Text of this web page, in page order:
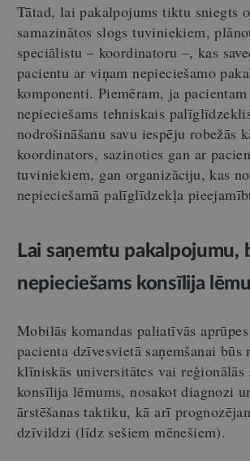
Tātad, lai pakalpojums tiktu sniegts
samazinātos slogs tuviniekiem,
speciālistu – koordinatoru –, kas
pacientu ar viņam nepieciešamo
komponenti. Piemēram, ja pacientam
nepieciešams tehniskais
nodrošināšanu savu iespēju robežās
koordinators, sazinoties gan ar
tuviniekiem, gan organizāciju, kas
nepieciešamā palīglīdzekļa
Lai saņemtu pakalpojumu,
nepieciešams konsīlija
Mobilās komandas paliatīvās
pacienta dzīvesvietā saņemšanai būs
klīniskās universitātes vai reģionālās
konsīlija lēmums, nosakot diagnozi
ārstēšanas taktiku, kā arī
dzīvildzi (līdz sešiem mēnešiem).